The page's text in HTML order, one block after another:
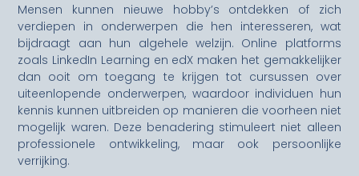
Mensen kunnen nieuwe hobby’s ontdekken of zich
verdiepen in onderwerpen die hen interesseren, wat
bijdraagt aan hun algehele welzijn. Online platforms
zoals LinkedIn Learning en edX maken het gemakkelijker
dan ooit om toegang te krijgen tot cursussen over
uiteenlopende onderwerpen, waardoor individuen hun
kennis kunnen uitbreiden op manieren die voorheen niet
mogelijk waren. Deze benadering stimuleert niet alleen
professionele ontwikkeling, maar ook persoonlijke
verrijking.